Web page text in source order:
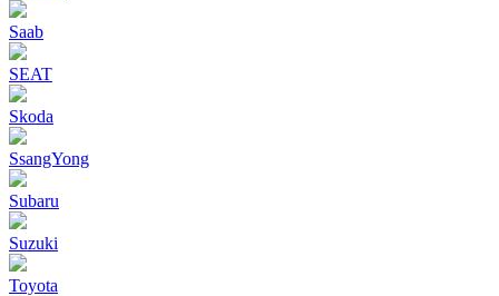
Saab
SEAT
Skoda
SsangYong
Subaru
Suzuki
Toyota